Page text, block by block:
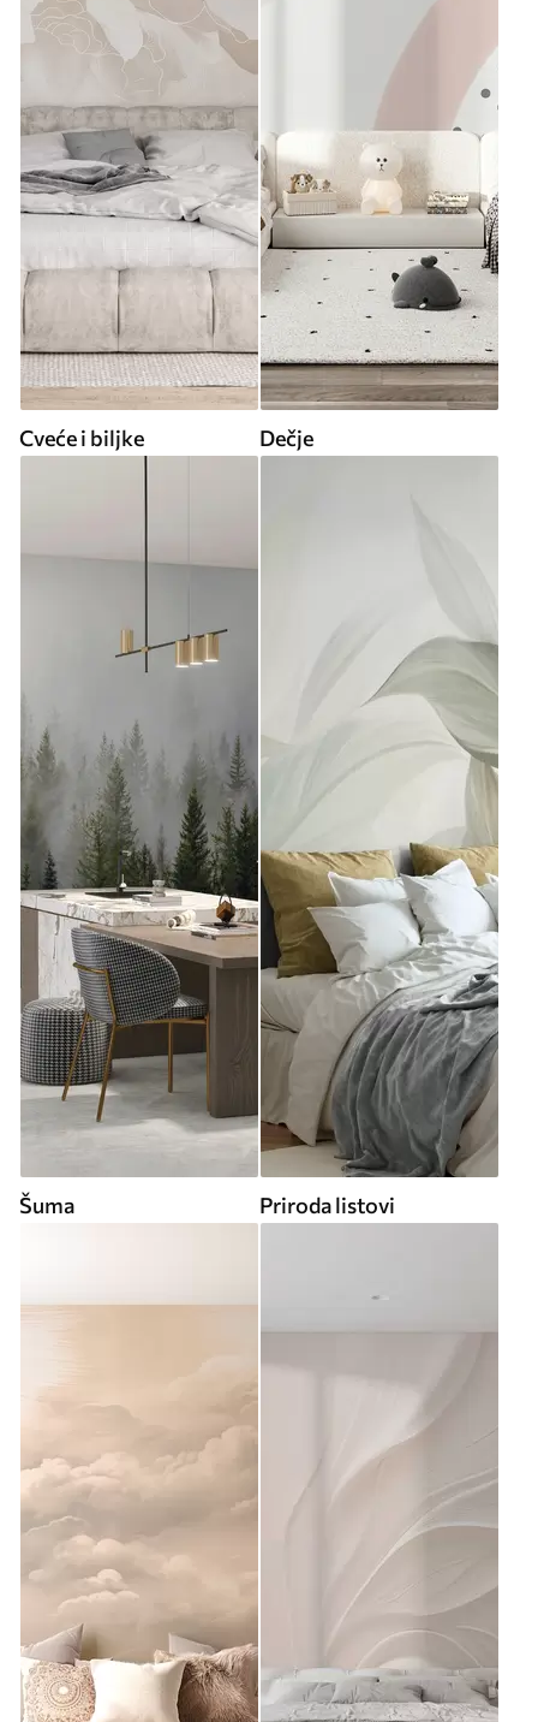
Cveće i biljke Dečje
Šuma Priroda listovi